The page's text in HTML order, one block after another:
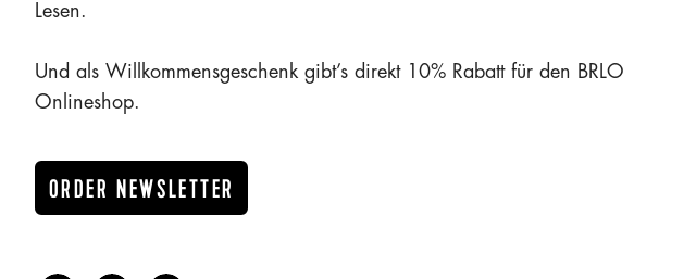
Lesen.
Und als Willkommensgeschenk gibt’s direkt 10% Rabatt für den BRLO
Onlineshop.
ORDER NEWSLETTER